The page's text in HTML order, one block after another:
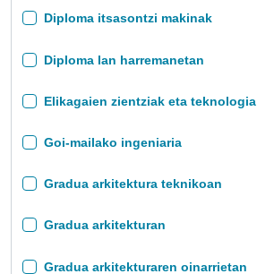
Diploma itsasontzi makinak
Diploma lan harremanetan
Elikagaien zientziak eta teknologia
Goi-mailako ingeniaria
Gradua arkitektura teknikoan
Gradua arkitekturan
Gradua arkitekturaren oinarrietan